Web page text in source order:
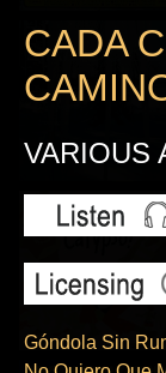
CADA
VARIOUS
Góndola Sin